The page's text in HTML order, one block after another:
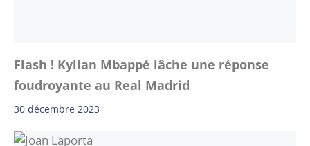
Flash ! Kylian Mbappé lâche une réponse
foudroyante au Real Madrid
30 décembre 2023